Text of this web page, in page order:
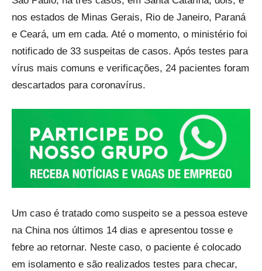
nos estados de Minas Gerais, Rio de Janeiro, Paraná
e Ceará, um em cada. Até o momento, o ministério foi
notificado de 33 suspeitas de casos. Após testes para
vírus mais comuns e verificações, 24 pacientes foram
descartados para coronavírus.
Um caso é tratado como suspeito se a pessoa esteve
na China nos últimos 14 dias e apresentou tosse e
febre ao retornar. Neste caso, o paciente é colocado
em isolamento e são realizados testes para checar,